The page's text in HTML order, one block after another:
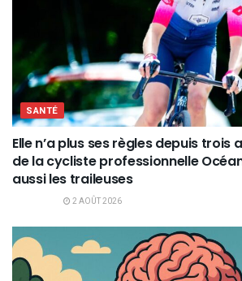
SANTÉ
Elle n’a plus ses règles depuis trois
de la cycliste professionnelle
aussi les traileuses
2 AOÛT 2026